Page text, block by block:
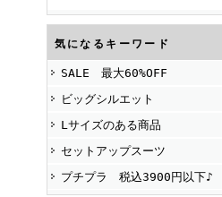
気になるキーワード
SALE 最大60%OFF
ビッグシルエット
Lサイズのある商品
セットアップスーツ
プチプラ 税込3900円以下♪